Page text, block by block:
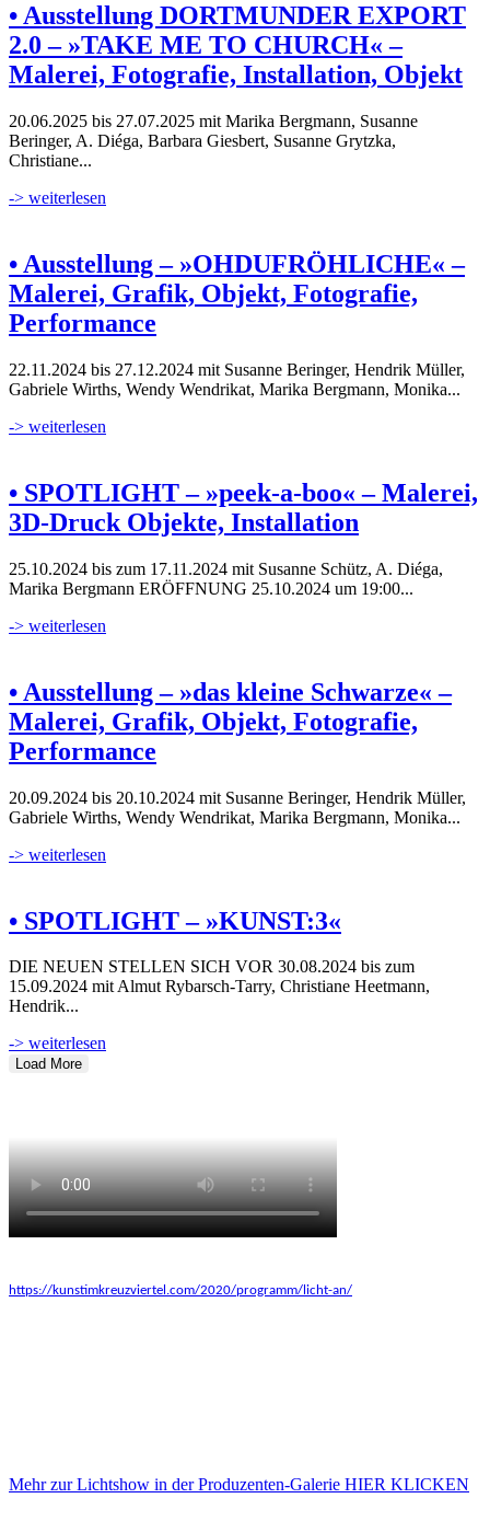
• Ausstellung DORTMUNDER EXPORT
2.0 – »TAKE ME TO CHURCH« –
Malerei, Fotografie, Installation, Objekt
20.06.2025 bis 27.07.2025 mit Marika Bergmann, Susanne
Beringer, A. Diéga, Barbara Giesbert, Susanne Grytzka,
Christiane...
-> weiterlesen
• Ausstellung – »OHDUFRÖHLICHE« –
Malerei, Grafik, Objekt, Fotografie,
Performance
22.11.2024 bis 27.12.2024 mit Susanne Beringer, Hendrik Müller,
Gabriele Wirths, Wendy Wendrikat, Marika Bergmann, Monika...
-> weiterlesen
• SPOTLIGHT – »peek-a-boo« – Malerei,
3D-Druck Objekte, Installation
25.10.2024 bis zum 17.11.2024 mit Susanne Schütz, A. Diéga,
Marika Bergmann ERÖFFNUNG 25.10.2024 um 19:00...
-> weiterlesen
• Ausstellung – »das kleine Schwarze« –
Malerei, Grafik, Objekt, Fotografie,
Performance
20.09.2024 bis 20.10.2024 mit Susanne Beringer, Hendrik Müller,
Gabriele Wirths, Wendy Wendrikat, Marika Bergmann, Monika...
-> weiterlesen
• SPOTLIGHT – »KUNST:3«
DIE NEUEN STELLEN SICH VOR 30.08.2024 bis zum
15.09.2024 mit Almut Rybarsch-Tarry, Christiane Heetmann,
Hendrik...
-> weiterlesen
Load More
https://kunstimkreuzviertel.com/2020/programm/licht-an/
Mehr zur Lichtshow in der Produzenten-Galerie HIER KLICKEN